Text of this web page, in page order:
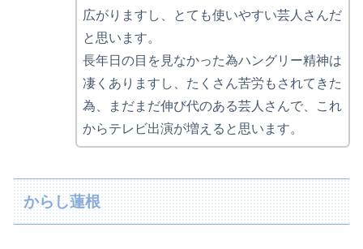
広がりますし、とても使いやすい芸人さんだ
と思います。
長年日の目を見なかった為ハングリー精神は
凄くありますし、たくさん苦労もされてきた
為、まだまだ伸び代のある芸人さんで、これ
からテレビ出演が増えると思います。
からし蓮根